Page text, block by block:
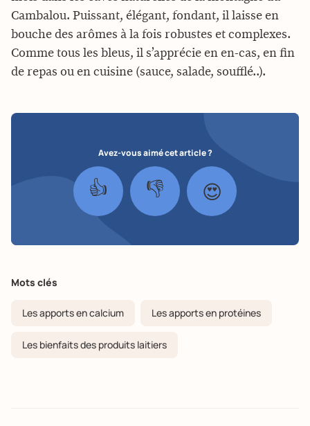
Cambalou. Puissant, élégant, fondant, il laisse en
bouche des arômes à la fois robustes et complexes.
Comme tous les bleus, il s’apprécie en en-cas, en fin
de repas ou en cuisine (sauce, salade, soufflé..).
Avez-vous aimé cet article ?
👍 👎 😍
Mots clés
Les apports en calcium Les apports en protéines
Les bienfaits des produits laitiers